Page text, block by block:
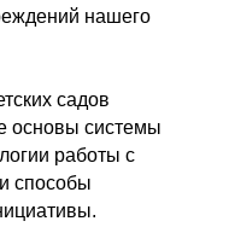
нашего
садов
основы системы
работы с
способы